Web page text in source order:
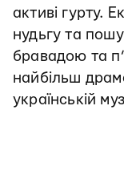
активі гурту.
нудьгу та
бравадою та
найбільш
українській